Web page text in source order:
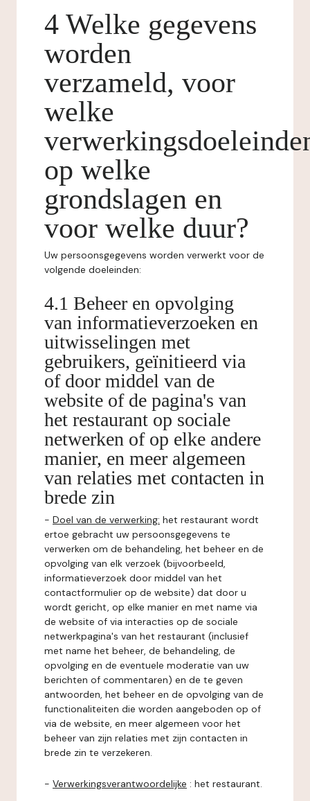
4 Welke gegevens
worden
verzameld, voor
welke
op welke
grondslagen en
voor welke duur?
Uw persoonsgegevens worden verwerkt voor de
volgende doeleinden:
4.1 Beheer en opvolging
van informatieverzoeken en
uitwisselingen met
gebruikers, geïnitieerd via
of door middel van de
website of de pagina's van
het restaurant op sociale
netwerken of op elke andere
manier, en meer algemeen
van relaties met contacten in
brede zin
- Doel van de verwerking: het restaurant wordt
ertoe gebracht uw persoonsgegevens te
verwerken om de behandeling, het beheer en de
opvolging van elk verzoek (bijvoorbeeld,
informatieverzoek door middel van het
contactformulier op de website) dat door u
wordt gericht, op elke manier en met name via
de website of via interacties op de sociale
netwerkpagina's van het restaurant (inclusief
met name het beheer, de behandeling, de
opvolging en de eventuele moderatie van uw
berichten of commentaren) en de te geven
antwoorden, het beheer en de opvolging van de
functionaliteiten die worden aangeboden op of
via de website, en meer algemeen voor het
beheer van zijn relaties met zijn contacten in
brede zin te verzekeren.
- Verwerkingsverantwoordelijke : het restaurant.